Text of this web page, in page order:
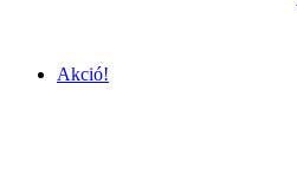
Akció!